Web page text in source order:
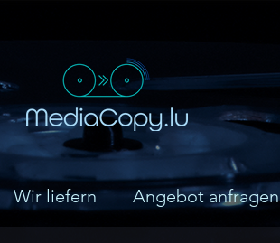
Wir liefern Angebot anfragen